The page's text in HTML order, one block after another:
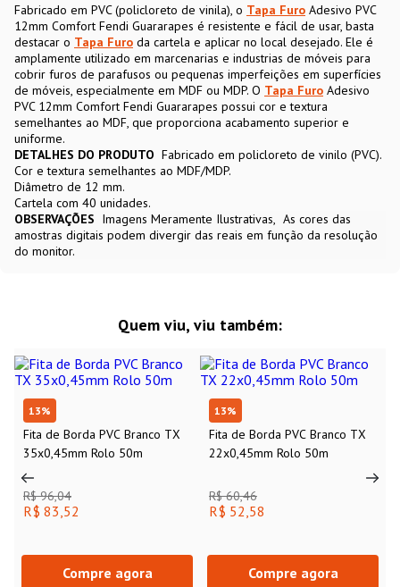
Fabricado em PVC (policloreto de vinila), o Tapa Furo Adesivo PVC
12mm Comfort Fendi Guararapes é resistente e fácil de usar, basta
destacar o Tapa Furo da cartela e aplicar no local desejado. Ele é
amplamente utilizado em marcenarias e industrias de móveis para
cobrir furos de parafusos ou pequenas imperfeições em superfícies
de móveis, especialmente em MDF ou MDP. O Tapa Furo Adesivo
PVC 12mm Comfort Fendi Guararapes possui cor e textura
semelhantes ao MDF, que proporciona acabamento superior e
uniforme.
DETALHES DO PRODUTO Fabricado em policloreto de vinilo (PVC).
Cor e textura semelhantes ao MDF/MDP.
Diâmetro de 12 mm.
Cartela com 40 unidades.
OBSERVAÇÕES Imagens Meramente Ilustrativas
As cores das
amostras digitais podem divergir das reais em função da resolução
do monitor.
Quem viu, viu também:
13%
Fita de Borda PVC Branco TX
35x0,45mm Rolo 50m
R$ 96,04
R$ 83,52
Compre agora
13%
Fita de Borda PVC Branco TX
22x0,45mm Rolo 50m
R$ 60,46
R$ 52,58
Compre agora